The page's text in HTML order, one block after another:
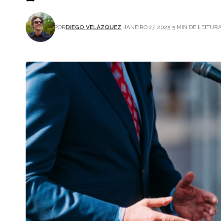
PORDIEGO VELÁZQUEZ JANEIRO 27, 2025 5 MIN DE